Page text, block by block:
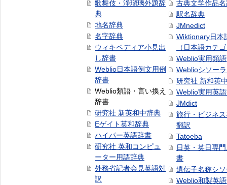
歌舞伎・浄瑠璃外題辞
典
地名辞典
名字辞典
ウィキペディア小見出
し辞書
Weblio日本語例文用例
辞書
Weblio類語・言い換え
辞書
研究社 新英和中辞典
Eゲイト英和辞典
ハイパー英語辞書
研究社 英和コンピュ
ーター用語辞典
外務省記者会見英語対
訳
古典文学作品
駅名辞典
JMnedict
Wiktionary日本
（日本語カテ
Weblio実用類
Weblioシソー
研究社 新和英
Weblio実用英
JMdict
旅行・ビジネ
翻訳
Tatoeba
日英・英日専
書
遺伝子名称シ
Weblio和製英